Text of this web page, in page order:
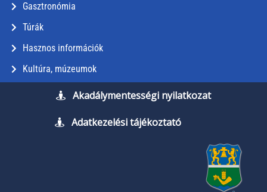
Gasztronómia
Túrák
Hasznos információk
Kultúra, múzeumok
Akadálymentességi nyilatkozat
Adatkezelési tájékoztató